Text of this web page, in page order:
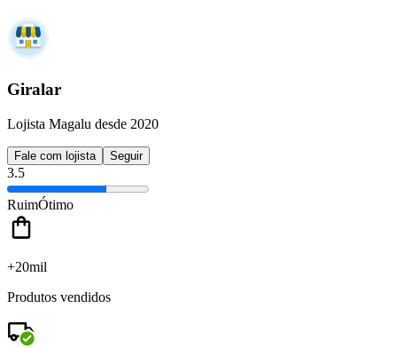
Giralar
Lojista Magalu desde 2020
Fale com lojista Seguir
3.5
RuimÓtimo
+20mil
Produtos vendidos